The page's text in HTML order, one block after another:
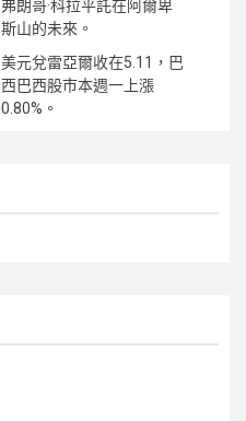
弗朗哥·科拉平託在阿爾卑
斯山的未來。
美元兌雷亞爾收在5.11，巴
西巴西股市本週一上漲
0.80%。